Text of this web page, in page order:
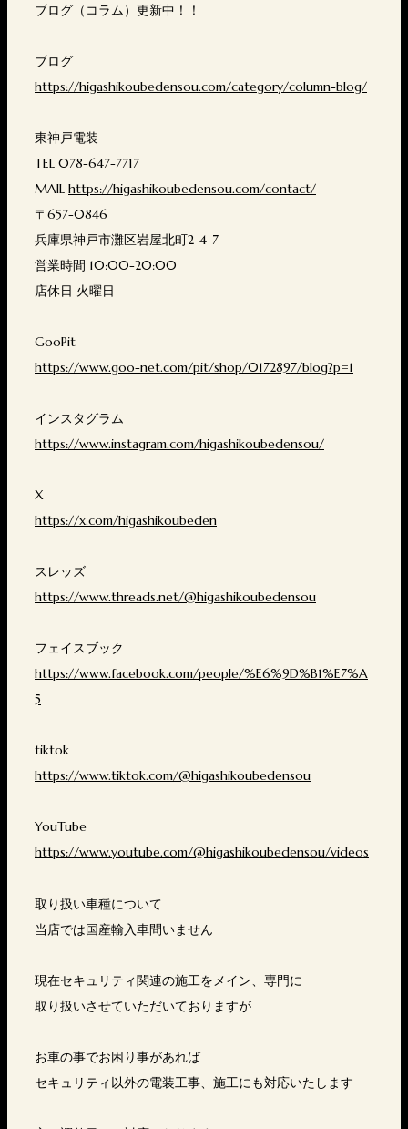
ブログ（コラム）更新中！！
ブログ
https://higashikoubedensou.com/category/column-blog/
東神戸電装
TEL 078-647-7717
MAIL https://higashikoubedensou.com/contact/
〒657-0846
兵庫県神戸市灘区岩屋北町2-4-7
営業時間 10:00-20:00
店休日 火曜日
GooPit
https://www.goo-net.com/pit/shop/0172897/blog?p=1
インスタグラム
https://www.instagram.com/higashikoubedensou/
X
https://x.com/higashikoubeden
スレッズ
https://www.threads.net/@higashikoubedensou
フェイスブック
https://www.facebook.com/people/%E6%9D%B1%E7%A
5
tiktok
https://www.tiktok.com/@higashikoubedensou
YouTube
https://www.youtube.com/@higashikoubedensou/videos
取り扱い車種について
当店では国産輸入車問いません
現在セキュリティ関連の施工をメイン、専門に
取り扱いさせていただいておりますが
お車の事でお困り事があれば
セキュリティ以外の電装工事、施工にも対応いたします